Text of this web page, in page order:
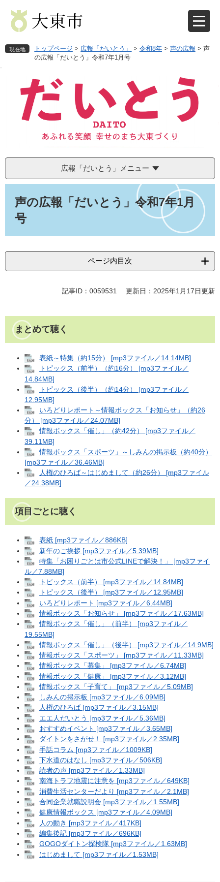
先
を 現在地 トップページ > 広報「だいとう」 > 令和8年 > 声の広報 > 声
の広報「だいとう」令和7年1月号
広報「だいとう」メニュー
声の広報「だいとう」令和7年1月
号
ページ内目次
記事ID：0059531 更新日：2025年1月17日更新
まとめて聴く
表紙～特集（約15分） [mp3ファイル／14.14MB]
トピックス（前半）（約16分） [mp3ファイル／
14.84MB]
トピックス（後半）（約14分） [mp3ファイル／
12.95MB]
いろどりレポート～情報ボックス「お知らせ」（約26
分） [mp3ファイル／24.07MB]
情報ボックス「催し」（約42分） [mp3ファイル／
39.11MB]
情報ボックス「スポーツ」～しみんの掲示板（約40分）
[mp3ファイル／36.46MB]
人権のひろば～はじめまして（約26分） [mp3ファイル
／24.38MB]
項目ごとに聴く
表紙 [mp3ファイル／886KB]
新年のご挨拶 [mp3ファイル／5.39MB]
特集「お困りごとは市公式LINEで解決！」 [mp3ファイ
ル／7.88MB]
トピックス（前半） [mp3ファイル／14.84MB]
トピックス（後半） [mp3ファイル／12.95MB]
いろどりレポート [mp3ファイル／6.44MB]
情報ボックス「お知らせ」 [mp3ファイル／17.63MB]
情報ボックス「催し」（前半） [mp3ファイル／
19.55MB]
情報ボックス「催し」（後半） [mp3ファイル／14.9MB]
情報ボックス「スポーツ」 [mp3ファイル／11.33MB]
情報ボックス「募集」 [mp3ファイル／6.74MB]
情報ボックス「健康」 [mp3ファイル／3.12MB]
情報ボックス「子育て」 [mp3ファイル／5.09MB]
しみんの掲示板 [mp3ファイル／6.09MB]
人権のひろば [mp3ファイル／3.15MB]
エエ人だいとう [mp3ファイル／5.36MB]
おすすめイベント [mp3ファイル／3.65MB]
ダイトンをさがせ！ [mp3ファイル／2.35MB]
手話コラム [mp3ファイル／1009KB]
下水道のはなし [mp3ファイル／506KB]
読者の声 [mp3ファイル／1.33MB]
南海トラフ地震に注意を [mp3ファイル／649KB]
消費生活センターだより [mp3ファイル／2.1MB]
合同企業就職説明会 [mp3ファイル／1.55MB]
健康情報ボックス [mp3ファイル／4.09MB]
人の動き [mp3ファイル／417KB]
編集後記 [mp3ファイル／696KB]
GOGOダイトン探検隊 [mp3ファイル／1.63MB]
はじめまして [mp3ファイル／1.53MB]